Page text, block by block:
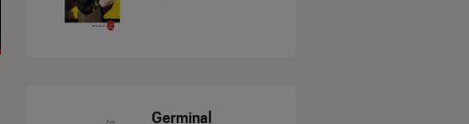
Germinal